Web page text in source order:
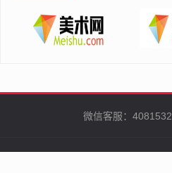
微信客服：4081532